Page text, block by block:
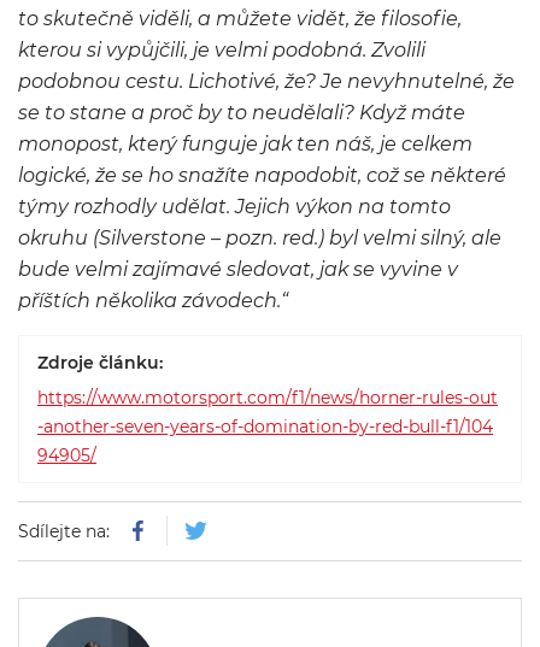
to skutečně viděli, a můžete vidět, že filosofie,
kterou si vypůjčili, je velmi podobná. Zvolili
podobnou cestu. Lichotivé, že? Je nevyhnutelné, že
se to stane a proč by to neudělali? Když máte
monopost, který funguje jak ten náš, je celkem
logické, že se ho snažíte napodobit, což se některé
týmy rozhodly udělat. Jejich výkon na tomto
okruhu (Silverstone – pozn. red.) byl velmi silný, ale
bude velmi zajímavé sledovat, jak se vyvine v
příštích několika závodech.“
Zdroje článku:
https://www.motorsport.com/f1/news/horner-rules-out
-another-seven-years-of-domination-by-red-bull-f1/104
94905/
Sdílejte na: